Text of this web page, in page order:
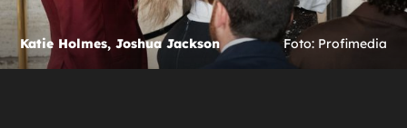
Katie Holmes, Joshua Jackson Foto: Profimedia